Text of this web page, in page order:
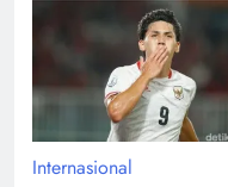
Internasional